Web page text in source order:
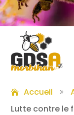
Accueil 9
Lutte contre le